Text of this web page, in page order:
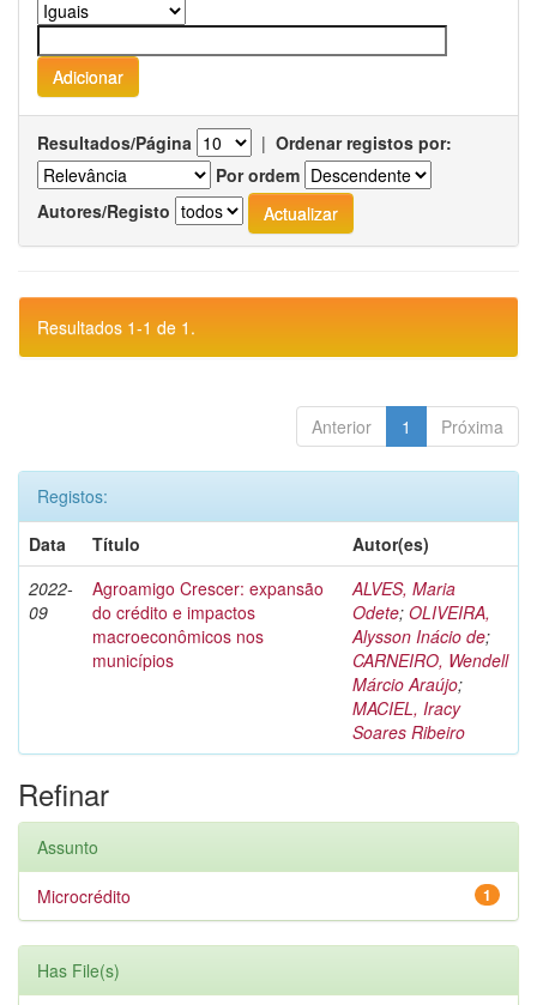
Resultados/Página | Ordenar registos por:
Por ordem
Autores/Registo
Resultados 1-1 de 1.
Anterior 1 Próxima
Registos:
Data
Título
Autor(es)
2022-
09
Agroamigo Crescer: expansão
do crédito e impactos
macroeconômicos nos
municípios
ALVES, Maria
Odete; OLIVEIRA,
Alysson Inácio de;
CARNEIRO, Wendell
Márcio Araújo;
MACIEL, Iracy
Soares Ribeiro
Refinar
Assunto
1
Microcrédito
Has File(s)